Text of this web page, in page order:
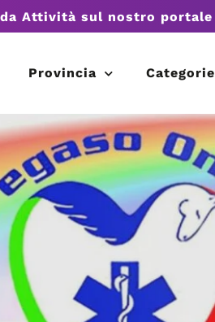
Attività sul nostro portale
Provincia Categorie